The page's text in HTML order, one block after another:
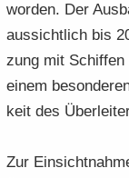
wor­den. Der
aussichtlich bis
zung mit
einem
keit des
Zur